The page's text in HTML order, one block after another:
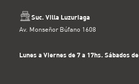
Suc. Villa Luzuriaga
Av. Monseñor Búfano 1608
Lunes a Viernes de 7 a 17hs. Sábados